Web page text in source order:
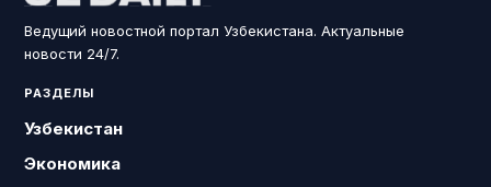
Ведущий новостной портал Узбекистана. Актуальные
новости 24/7.
РАЗДЕЛЫ
Узбекистан
Экономика